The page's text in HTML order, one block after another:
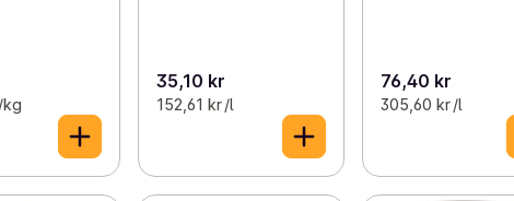
kg
35,10 kr
152,61 kr /l
76,40 kr
305,60 kr /l